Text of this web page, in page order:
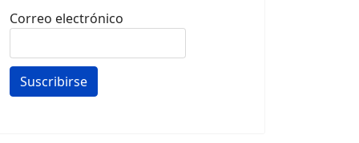
Correo electrónico